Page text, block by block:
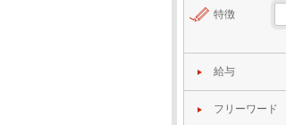
特徴
給与
フリーワード